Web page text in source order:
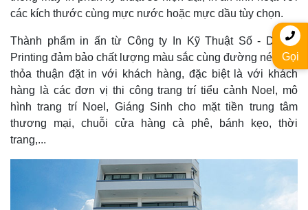
các kích thước cùng mực nước hoặc mực dầu tùy chọn.
Thành phẩm in ấn từ Công ty In Kỹ Thuật Số - Digital
Printing đảm bảo chất lượng màu sắc cùng đường nét như
thỏa thuận đặt in với khách hàng, đặc biệt là với khách
hàng là các đơn vị thi công trang trí tiểu cảnh Noel, mô
hình trang trí Noel, Giáng Sinh cho mặt tiền trung tâm
thương mại, chuỗi cửa hàng cà phê, bánh kẹo, thời
trang,...
Gọi